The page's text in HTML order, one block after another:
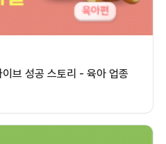
브 성공 스토리 - 육아 업종